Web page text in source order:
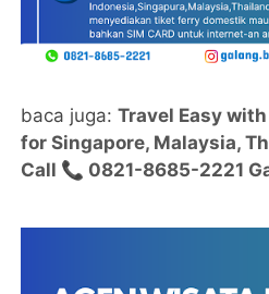
baca juga:Travel Easy
for Singapore, Malaysia,
Call 📞 0821-8685-2221